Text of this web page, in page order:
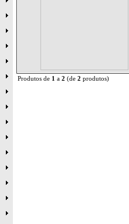
Produtos de 1 a 2 (de 2 produtos)